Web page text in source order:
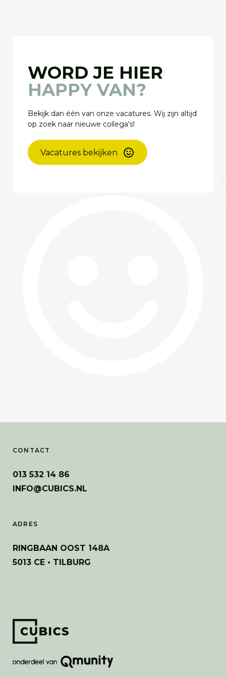
WORD JE HIER
HAPPY VAN?
Bekijk dan één van onze vacatures. Wij zijn altijd
op zoek naar nieuwe collega's!
Vacatures bekijken
CONTACT
013 532 14 86
INFO@CUBICS.NL
ADRES
RINGBAAN OOST 148A
5013 CE • TILBURG